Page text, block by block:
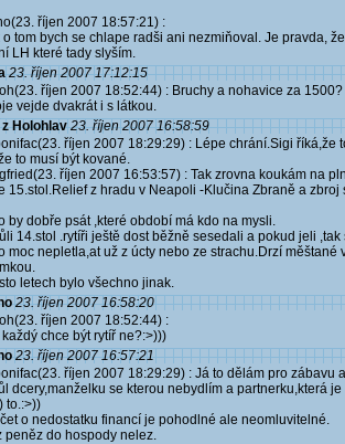
říjen 2007 18:57:21) :
o tom bych se chlape radši ani nezmiňoval. Je pravda,
LH které tady slyším.
23. říjen 2007 17:12:15
říjen 2007 18:52:44) : Bruchy a nohavice za
vejde dvakrát i s látkou.
Holohlav 23. říjen 2007 16:58:59
říjen 2007 18:29:29) : Lépe chrání.Sigi říká,že
to musí být kované.
říjen 2007 16:53:57) : Tak zrovna koukám na
15.stol.Relief z hradu v Neapoli -Klučina Zbraně a zbroj
by dobře psát ,které období má kdo na mysli.
14.stol .rytíři ještě dost běžně sesedali a pokud jeli
moc nepletla,at už z úcty nebo ze strachu.Drzí
letech bylo všechno jinak.
23. říjen 2007 16:58:20
říjen 2007 18:52:44) :
chce být rytíř ne?:>)))
23. říjen 2007 16:57:21
říjen 2007 18:29:29) : Já to dělám pro zábavu
dcery,manželku se kterou nebydlím a partnerku,která
to.:>))
o nedostatku financí je pohodlné ale neomluvitelné.
peněz do hospody nelez.